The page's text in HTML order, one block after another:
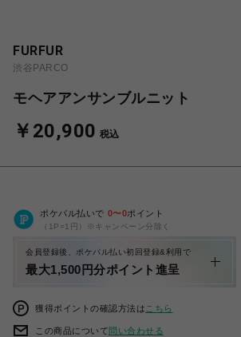
FURFUR
渋谷PARCO
モヘアアンサンブルニット
￥20,900 税込
ポケパル払いで 0〜0ポイント
（1P=1円）※キャンペーン分除く
会員登録後、ポケパル払い初回登録&利用で
最大1,500円分ポイント進呈
獲得ポイントの確認方法は こちら
この商品について問い合わせる